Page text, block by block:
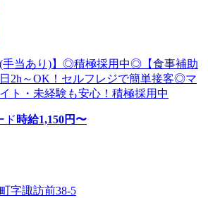
(手当あり)】◎積極採用中◎【食事補助
2h～OK！セルフレジで簡単接客◎マ
ト・未経験も安心！積極採用中
ド 時給1,150円〜
字諏訪前38-5